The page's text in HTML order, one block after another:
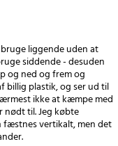
liggende uden at
siddende - desuden
og ned og frem og
billig plastik, og ser ud til
ikke at kæmpe med
nødt til. Jeg købte
fæstnes vertikalt, men det